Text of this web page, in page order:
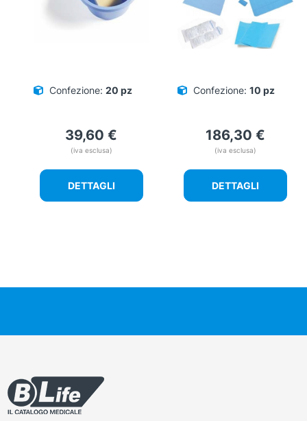
Confezione: 20 pz
39,60 €
(iva esclusa)
DETTAGLI
Confezione: 10 pz
186,30 €
(iva esclusa)
DETTAGLI